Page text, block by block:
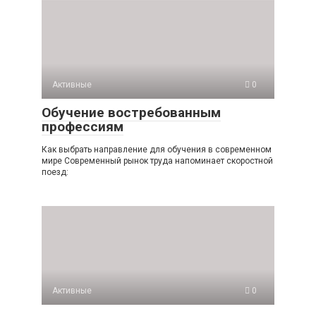
Активные 0
Обучение востребованным
профессиям
Как выбрать направление для обучения в современном
мире Современный рынок труда напоминает скоростной
поезд:
Активные 0